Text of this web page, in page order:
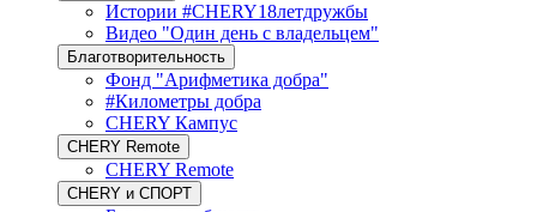
Истории #CHERY18летдружбы
Видео "Один день с владельцем"
Благотворительность
Фонд "Арифметика добра"
#Километры добра
CHERY Кампус
CHERY Remote
CHERY Remote
CHERY и СПОРТ